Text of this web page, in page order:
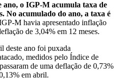
ano, o IGP-M acumula taxa de
No acumulado do ano, a taxa é
M havia apresentado inflação
de 3,04% em 12 meses.
deste ano foi puxada
medidos pelo Índice de
de uma deflação de 0,73%
em abril.